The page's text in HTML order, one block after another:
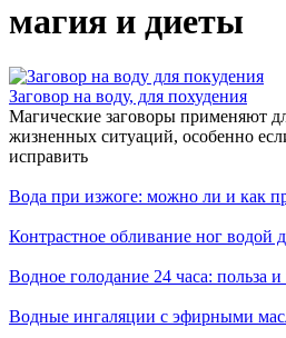
магия и диеты
Заговор на воду, для похудения
Магические заговоры применяют
жизненных ситуаций, особенно
исправить
Вода при изжоге: можно ли и как
Контрастное обливание ног водой
Водное голодание 24 часа: польза
Водные ингаляции с эфирными